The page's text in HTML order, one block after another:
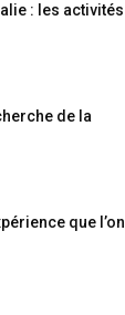
: les activités
de la
que l’on